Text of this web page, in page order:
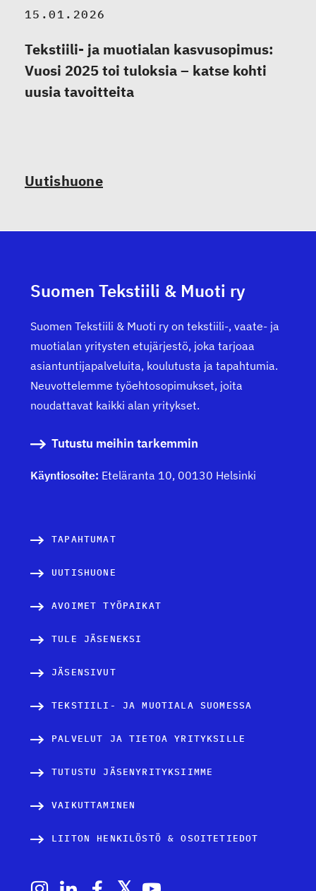
15.01.2026
Tekstiili- ja muotialan kasvusopimus:
Vuosi 2025 toi tuloksia – katse kohti
uusia tavoitteita
Uutishuone
Suomen Tekstiili & Muoti ry
Suomen Tekstiili & Muoti ry on tekstiili-, vaate- ja
muotialan yritysten etujärjestö, joka tarjoaa
asiantuntijapalveluita, koulutusta ja tapahtumia.
Neuvottelemme työehtosopimukset, joita
noudattavat kaikki alan yritykset.
Tutustu meihin tarkemmin
Käyntiosoite: Eteläranta 10, 00130 Helsinki
TAPAHTUMAT
UUTISHUONE
AVOIMET TYÖPAIKAT
TULE JÄSENEKSI
JÄSENSIVUT
TEKSTIILI- JA MUOTIALA SUOMESSA
PALVELUT JA TIETOA YRITYKSILLE
TUTUSTU JÄSENYRITYKSIIMME
VAIKUTTAMINEN
LIITON HENKILÖSTÖ & OSOITETIEDOT